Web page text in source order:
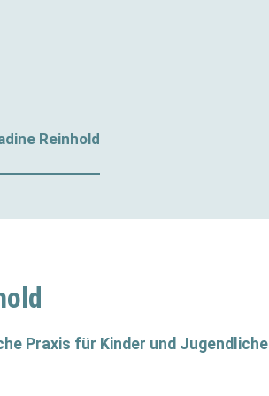
Reinhold
Praxis für Kinder und Jugendliche